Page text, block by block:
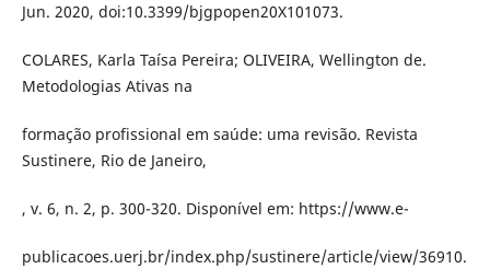
Jun. 2020, doi:10.3399/bjgpopen20X101073.
COLARES, Karla Taísa Pereira; OLIVEIRA, Wellington de.
Metodologias Ativas na
formação profissional em saúde: uma revisão. Revista
Sustinere, Rio de Janeiro,
, v. 6, n. 2, p. 300-320. Disponível em: https://www.e-
publicacoes.uerj.br/index.php/sustinere/article/view/36910.